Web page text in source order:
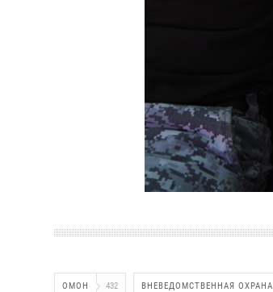
ОМОН 432 ВНЕВЕДОМСТВЕННАЯ ОХРАНА